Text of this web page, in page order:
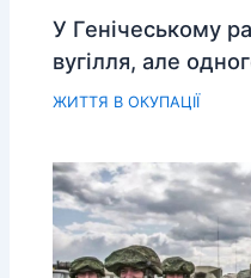
У Генічеському
вугілля, але
ЖИТТЯ В ОКУПАЦІЇ